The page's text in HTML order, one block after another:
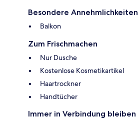
Besondere Annehmlichkeiten
Balkon
Zum Frischmachen
Nur Dusche
Kostenlose Kosmetikartikel
Haartrockner
Handtücher
Immer in Verbindung bleiben